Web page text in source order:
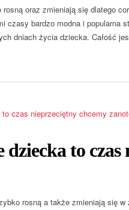
oraz zmieniają się dlatego
czasy bardzo modna i popularna
dniach życia dziecka. Całość
dziecka to
rosną a także zmieniają się